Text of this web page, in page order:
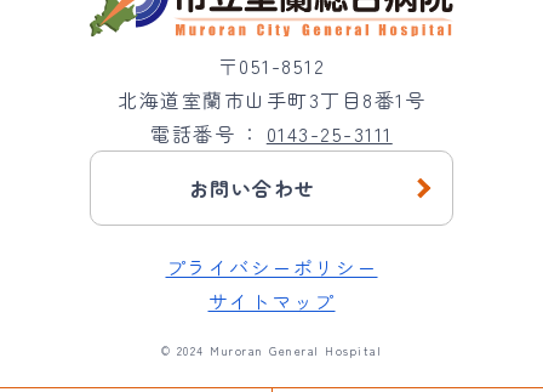
〒051-8512
北海道室蘭市山手町3丁目8番1号
電話番号
0143-25-3111
お問い合わせ
プライバシーポリシー
サイトマップ
© 2024 Muroran General Hospital